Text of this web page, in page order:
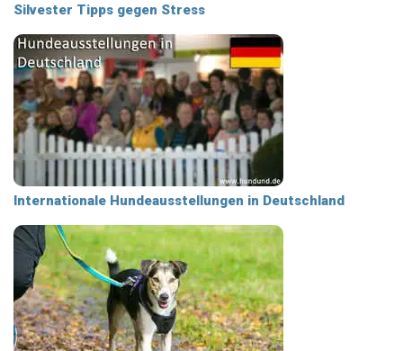
Silvester Tipps gegen Stress
Internationale Hundeausstellungen in Deutschland